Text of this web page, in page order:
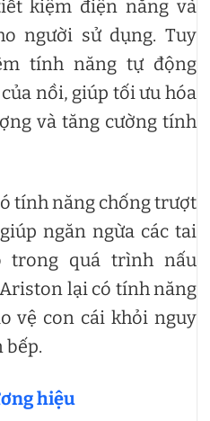
kiệm điện năng và
người sử dụng. Tuy
tính năng tự động
nồi, giúp tối ưu hóa
và tăng cường tính
tính năng chống trượt
ngăn ngừa các tai
trong quá trình nấu
lại có tính năng
vệ con cái khỏi nguy
bếp.
hiệu